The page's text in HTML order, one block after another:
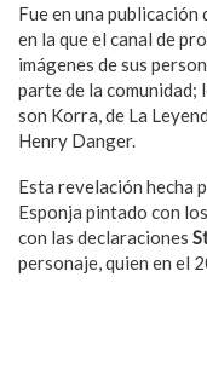
Fue en una
en la que el canal de
imágenes de sus
parte de la comunidad;
son Korra, de La
Henry Danger.
Esta revelación hecha
Esponja pintado con
con las declaraciones
personaje, quien en el